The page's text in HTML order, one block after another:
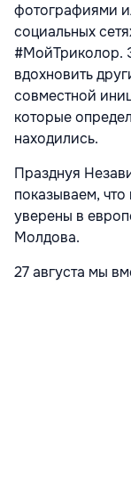
фотографиями
социальных
#МойТриколор.
вдохновить
совместной
которые
находились.
Празднуя
показываем,
уверены в
Молдова.
27 августа мы